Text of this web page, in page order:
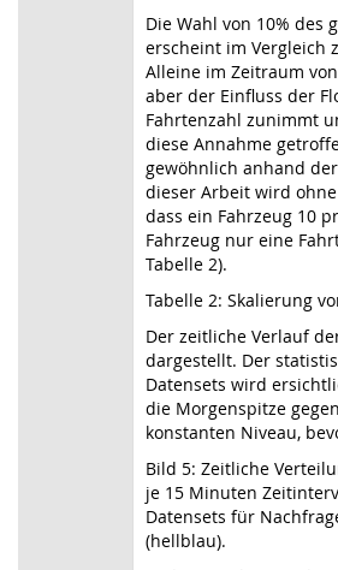
Die Wahl von 10% des
erscheint im Vergleich
Alleine im Zeitraum
aber der Einfluss der
Fahrtenzahl zunimmt
diese Annahme
gewöhnlich anhand
dieser Arbeit wird
dass ein Fahrzeug 10
Fahrzeug nur eine
Tabelle 2).
Tabelle 2: Skalierung
Der zeitliche Verlauf
dargestellt. Der
Datensets wird
die Morgenspitze
konstanten Niveau,
Bild 5: Zeitliche
je 15 Minuten
Datensets für
(hellblau).